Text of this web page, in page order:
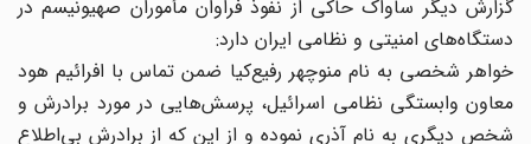
گزارش دیگر ساواک حاکی از نفوذ فراوان مأموران صهیونیسم در
دستگاه‌های امنیتی و نظامی ایران دارد:
خواهر شخصی به نام منوچهر رفیع‌کیا ضمن تماس با افرائیم هود
معاون وابستگی نظامی اسرائیل، پرسش‌هایی در مورد برادرش و
شخص دیگری به نام آذری نموده و از این که از برادرش بی‌اطلاع